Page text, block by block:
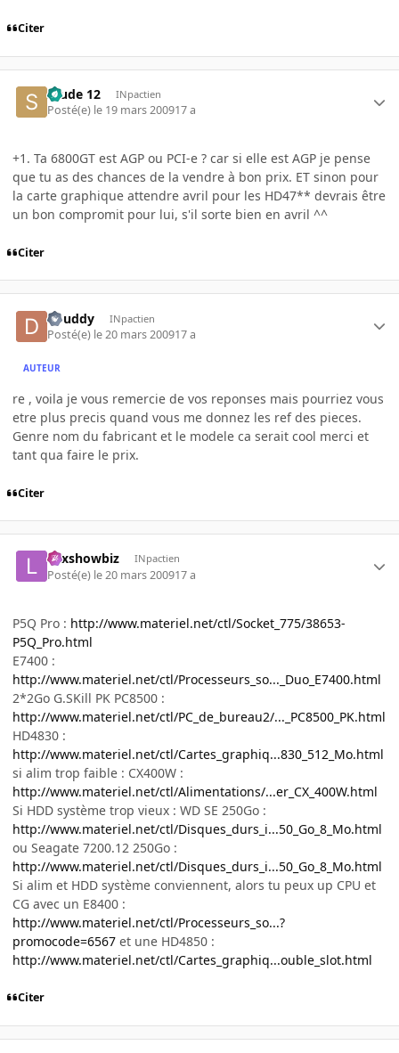
Citer
Stude 12 INpactien
Posté(e) le 19 mars 200917 a
+1. Ta 6800GT est AGP ou PCI-e ? car si elle est AGP je pense
que tu as des chances de la vendre à bon prix. ET sinon pour
la carte graphique attendre avril pour les HD47** devrais être
un bon compromit pour lui, s'il sorte bien en avril ^^
Citer
douddy INpactien
Posté(e) le 20 mars 200917 a
AUTEUR
re , voila je vous remercie de vos reponses mais pourriez vous
etre plus precis quand vous me donnez les ref des pieces.
Genre nom du fabricant et le modele ca serait cool merci et
tant qua faire le prix.
Citer
Lexshowbiz INpactien
Posté(e) le 20 mars 200917 a
P5Q Pro : http://www.materiel.net/ctl/Socket_775/38653-
P5Q_Pro.html
E7400 :
http://www.materiel.net/ctl/Processeurs_so..._Duo_E7400.html
2*2Go G.SKill PK PC8500 :
http://www.materiel.net/ctl/PC_de_bureau2/..._PC8500_PK.html
HD4830 :
http://www.materiel.net/ctl/Cartes_graphiq...830_512_Mo.html
si alim trop faible : CX400W :
http://www.materiel.net/ctl/Alimentations/...er_CX_400W.html
Si HDD système trop vieux : WD SE 250Go :
http://www.materiel.net/ctl/Disques_durs_i...50_Go_8_Mo.html
ou Seagate 7200.12 250Go :
http://www.materiel.net/ctl/Disques_durs_i...50_Go_8_Mo.html
Si alim et HDD système conviennent, alors tu peux up CPU et
CG avec un E8400 :
http://www.materiel.net/ctl/Processeurs_so...?
promocode=6567 et une HD4850 :
http://www.materiel.net/ctl/Cartes_graphiq...ouble_slot.html
Citer